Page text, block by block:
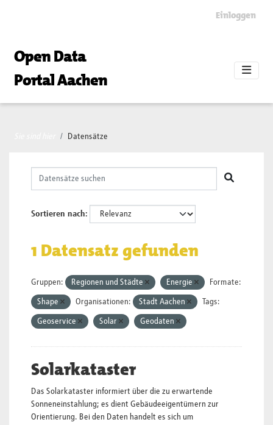
Einloggen
Open Data
Portal Aachen
Datensätze
Sortieren nach
1 Datensatz gefunden
Gruppen: Regionen und Städte Energie Formate:
Shape Organisationen: Stadt Aachen Tags:
Geoservice Solar Geodaten
Solarkataster
Das Solarkataster informiert über die zu erwartende
Sonneneinstahlung; es dient Gebäudeeigentümern zur
Orientierung. Bei den Daten handelt es sich um